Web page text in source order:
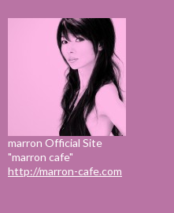
marron Official Site
"marron cafe"
http://marron-cafe.com